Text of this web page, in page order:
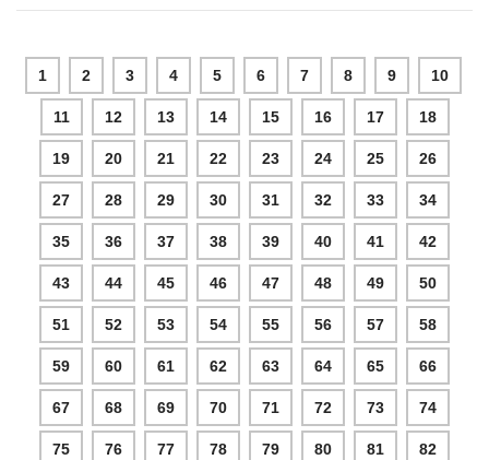
1 2 3 4 5 6 7 8 9 10
11 12 13 14 15 16 17 18
19 20 21 22 23 24 25 26
27 28 29 30 31 32 33 34
35 36 37 38 39 40 41 42
43 44 45 46 47 48 49 50
51 52 53 54 55 56 57 58
59 60 61 62 63 64 65 66
67 68 69 70 71 72 73 74
75 76 77 78 79 80 81 82